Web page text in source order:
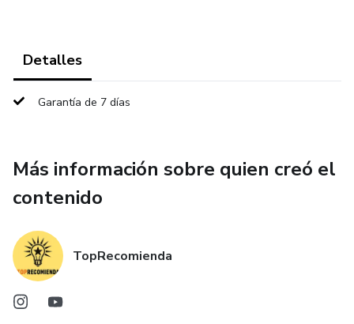
Detalles
Garantía de 7 días
Más información sobre quien creó el
contenido
TopRecomienda